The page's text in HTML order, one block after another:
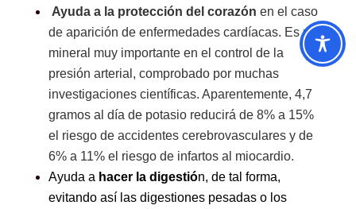
Ayuda a la protección del corazón en el caso
de aparición de enfermedades cardíacas. Es un
mineral muy importante en el control de la
presión arterial, comprobado por muchas
investigaciones científicas. Aparentemente, 4,7
gramos al día de potasio reducirá de 8% a 15%
el riesgo de accidentes cerebrovasculares y de
6% a 11% el riesgo de infartos al miocardio.
Ayuda a hacer la digestión, de tal forma,
evitando así las digestiones pesadas o los